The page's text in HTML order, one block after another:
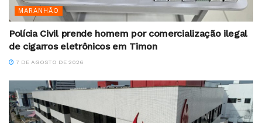
MARANHÃO
Polícia Civil prende homem por comercialização ilegal
de cigarros eletrônicos em Timon
7 DE AGOSTO DE 2026